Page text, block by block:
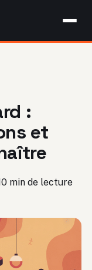
:
et
min de lecture